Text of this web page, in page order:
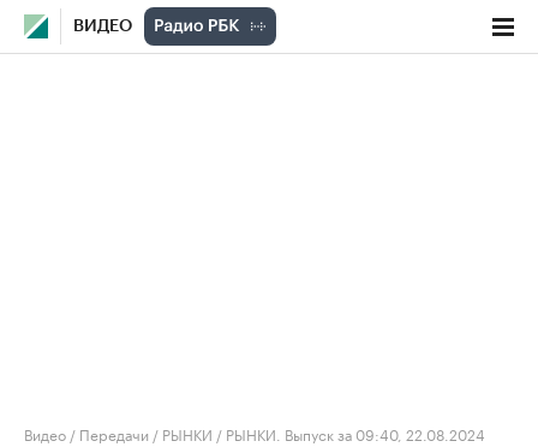
ВИДЕО
Видео / Передачи / РЫНКИ / РЫНКИ. Выпуск за 09:40, 22.08.2024